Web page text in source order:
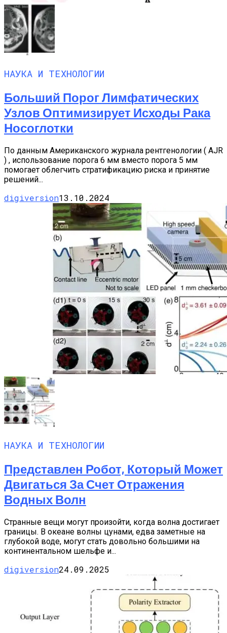
НАУКА И ТЕХНОЛОГИИ
Больший Порог Лимфатических
Узлов Оптимизирует Исходы Рака
Носоглотки
По данным Американского журнала рентгенологии ( AJR
) , использование порога 6 мм вместо порога 5 мм
помогает облегчить стратификацию риска и принятие
решений...
digiversion13.10.2024
НАУКА И ТЕХНОЛОГИИ
Представлен Робот, Который Может
Двигаться За Счет Отражения
Водных Волн
Странные вещи могут произойти, когда волна достигает
границы. В океане волны цунами, едва заметные на
глубокой воде, могут стать довольно большими на
континентальном шельфе и...
digiversion24.09.2025